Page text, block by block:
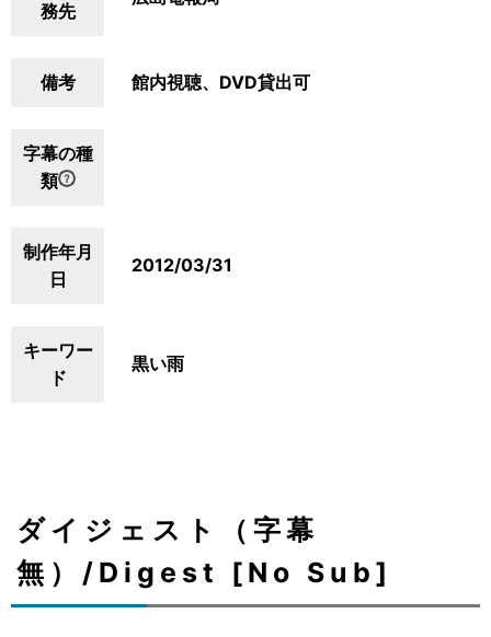
務先
備考 館内視聴、DVD貸出可
字幕の種
類
制作年月
日
2012/03/31
キーワー
ド
黒い雨
ダイジェスト（字幕
無）/Digest [No Sub]